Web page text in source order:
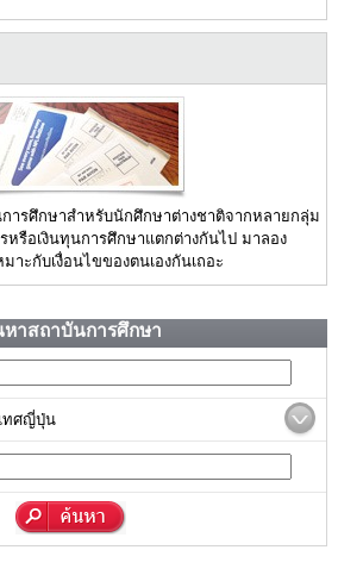
รศึกษาสำหรับนักศึกษาต่างชาติจากหลายกลุ่ม
หรือเงินทุนการศึกษาแตกต่างกันไป มาลอง
ะกับเงื่อนไขของตนเองกันเถอะ
หาสถาบันการศึกษา
ทศญี่ปุ่น